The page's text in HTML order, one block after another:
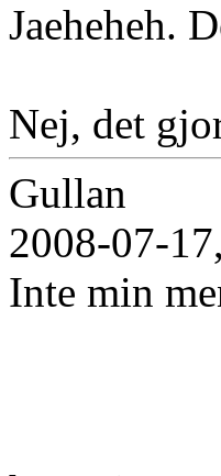
Jaeheheh.
Nej, det
Gullan
2008-07-
Inte min